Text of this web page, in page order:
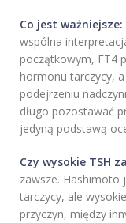
Co jest ważniejsze:
wspólna
początkowym, FT4
hormonu tarczycy,
podejrzeniu
długo pozostawać
jedyną podstawą
Czy wysokie TSH
zawsze. Hashimoto
tarczycy, ale
przyczyn, między